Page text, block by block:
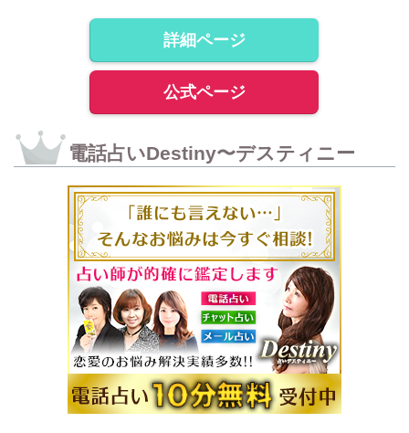
詳細ページ
公式ページ
電話占いDestiny〜デスティニー